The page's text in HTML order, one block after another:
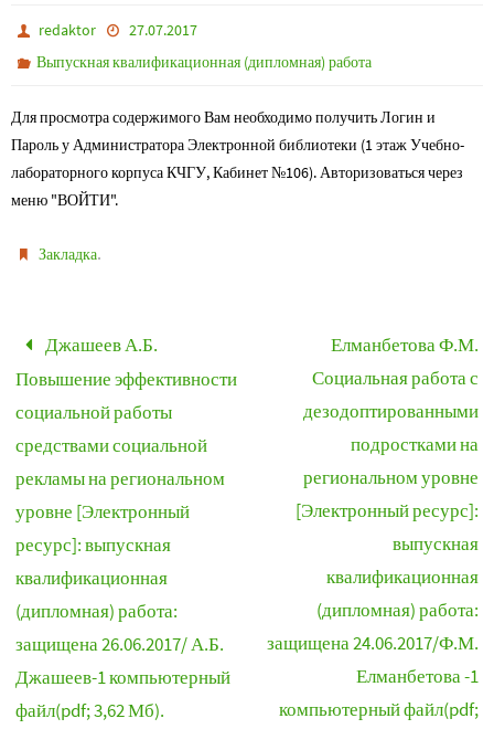
redaktor
27.07.2017
Выпускная квалификационная (дипломная) работа
Для просмотра содержимого Вам необходимо получить Логин и
Пароль у Администратора Электронной библиотеки (1 этаж Учебно-
лабораторного корпуса КЧГУ, Кабинет №106). Авторизоваться через
меню "ВОЙТИ".
Закладка.
Джашеев А.Б.
Повышение эффективности
социальной работы
средствами социальной
рекламы на региональном
уровне [Электронный
ресурс]: выпускная
квалификационная
(дипломная) работа:
защищена 26.06.2017/ А.Б.
Джашеев-1 компьютерный
файл(pdf; 3,62 Мб).
Елманбетова Ф.М.
Социальная работа с
дезодоптированными
подростками на
региональном уровне
[Электронный ресурс]:
выпускная
квалификационная
(дипломная) работа:
защищена 24.06.2017/Ф.М.
Елманбетова -1
компьютерный файл(pdf;